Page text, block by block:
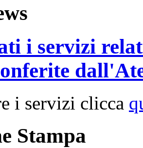
i servizi
i servizi clicca
Stampa